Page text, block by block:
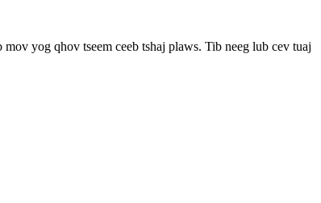
yog qhov tseem ceeb tshaj plaws. Tib neeg lub cev tuaj